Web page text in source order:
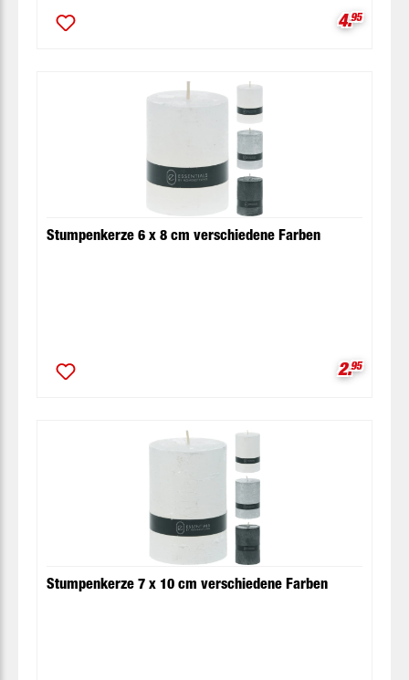
4.95
Stumpenkerze 6 x 8 cm verschiedene Farben
2.95
Stumpenkerze 7 x 10 cm verschiedene Farben